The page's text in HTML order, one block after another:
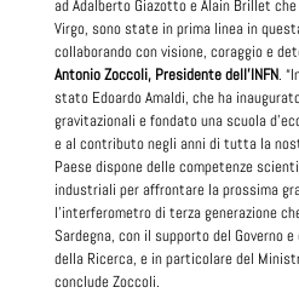
ad Adalberto Giazotto e Alain Brillet
Virgo, sono state in prima linea in
collaborando con visione, coraggio e
Antonio Zoccoli, Presidente dell’INFN.
stato Edoardo Amaldi, che ha
gravitazionali e fondato una scuola
e al contributo negli anni di tutta la
Paese dispone delle competenze
industriali per affrontare la prossima
l’interferometro di terza generazione
Sardegna, con il supporto del Governo
della Ricerca, e in particolare del
conclude Zoccoli.